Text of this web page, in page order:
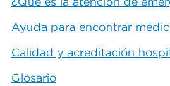
Ayuda para encontrar
Calidad y acreditación
Glosario